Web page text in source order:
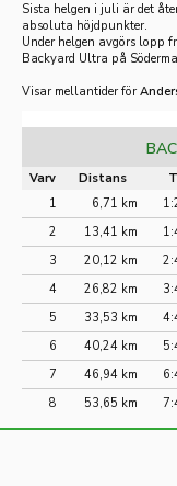
Sista helgen i juli är det
absoluta höjdpunkter.
Under helgen avgörs lopp
Backyard Ultra på
Visar mellantider för
Varv Distans
1
6,71 km
2
13,41 km
3
20,12 km
4
26,82 km
5
33,53 km
6
40,24 km
7
46,94 km
8
53,65 km